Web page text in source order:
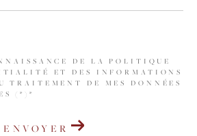
DE LA POLITIQUE
ET DES INFORMATIONS
TRAITEMENT DE MES DONNÉES
(*)*
ENVOYER